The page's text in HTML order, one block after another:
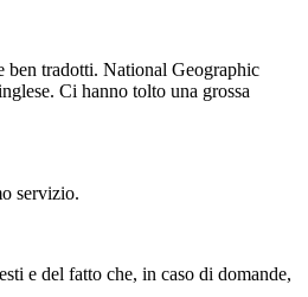
ben tradotti. National Geographic
Ci hanno tolto una grossa
servizio.
e del fatto che, in caso di domande,